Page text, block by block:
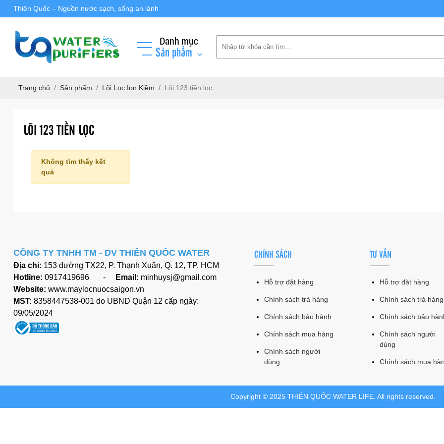
Thiên Quốc – Nguồn nước sạch, sống an lành
Danh mục
Sản phẩm
Trang chủ Sản phẩm Lõi Lọc Ion Kiềm Lõi 123 tiền lọc
LÕI 123 TIỀN LỌC
Không tìm thấy kết
quả
CÔNG TY TNHH TM - DV THIÊN QUỐC WATER
Địa chỉ: 153 đường TX22, P. Thạnh Xuân, Q. 12, TP. HCM
Hotline: 0917419696 - Email: minhuysj@gmail.com
Website: www.maylocnuocsaigon.vn
MST: 8358447538-001 do UBND Quận 12 cấp ngày:
09/05/2024
CHÍNH SÁCH
Hỗ trợ đặt hàng
Chính sách trả hàng
Chính sách bảo hành
Chính sách mua hàng
Chính sách người
dùng
TƯ VẤN
Hỗ trợ đặt hàng
Chính sách trả hàng
Chính sách bảo
Chính sách người
dùng
Chính sách mua
Copyright © 2025 THIÊN QUỐC WATER LIFE. All rights reserved.